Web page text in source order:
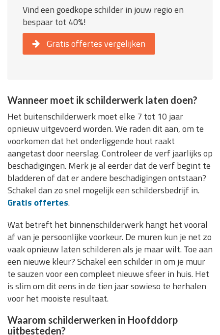
Vind een goedkope schilder in jouw regio en
bespaar tot 40%!
Gratis offertes vergelijken
Wanneer moet ik schilderwerk laten doen?
Het buitenschilderwerk moet elke 7 tot 10 jaar
opnieuw uitgevoerd worden. We raden dit aan, om te
voorkomen dat het onderliggende hout raakt
aangetast door neerslag. Controleer de verf jaarlijks op
beschadigingen. Merk je al eerder dat de verf begint te
bladderen of dat er andere beschadigingen ontstaan?
Schakel dan zo snel mogelijk een schildersbedrijf in.
Gratis offertes.
Wat betreft het binnenschilderwerk hangt het vooral
af van je persoonlijke voorkeur. De muren kun je net zo
vaak opnieuw laten schilderen als je maar wilt. Toe aan
een nieuwe kleur? Schakel een schilder in om je muur
te sauzen voor een compleet nieuwe sfeer in huis. Het
is slim om dit eens in de tien jaar sowieso te herhalen
voor het mooiste resultaat.
Waarom schilderwerken in Hoofddorp
uitbesteden?